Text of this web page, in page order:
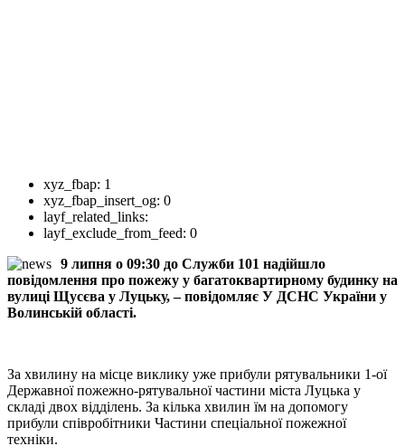
xyz_fbap: 1
xyz_fbap_insert_og: 0
layf_related_links:
layf_exclude_from_feed: 0
9 липня о 09:30 до Служби 101 надійшло
повідомлення про пожежу у багатоквартирному будинку на
вулиці Щусєва у Луцьку, – повідомляє У ДСНС України у
Волинській області.
За хвилину на місце виклику уже прибули рятувальники 1-ої
Державної пожежно-рятувальної частини міста Луцька у
складі двох відділень. За кілька хвилин їм на допомогу
прибули співробітники Частини спеціальної пожежної
техніки.